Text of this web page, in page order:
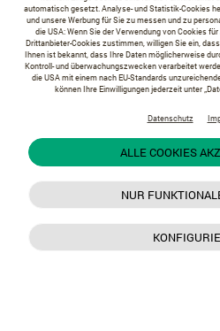
automatisch gesetzt. Analyse- und Statistik-Cookies
und unsere Werbung für Sie zu messen und zu
die USA: Wenn Sie der Verwendung von Cookies
Drittanbieter-Cookies zustimmen, willigen Sie ein,
Ihnen ist bekannt, dass Ihre Daten möglicherweise
Kontroll- und überwachungszwecken verarbeitet
die USA mit einem nach EU-Standards
können Ihre Einwilligungen jederzeit unter
Datenschutz
ALLE COOKIES
NUR